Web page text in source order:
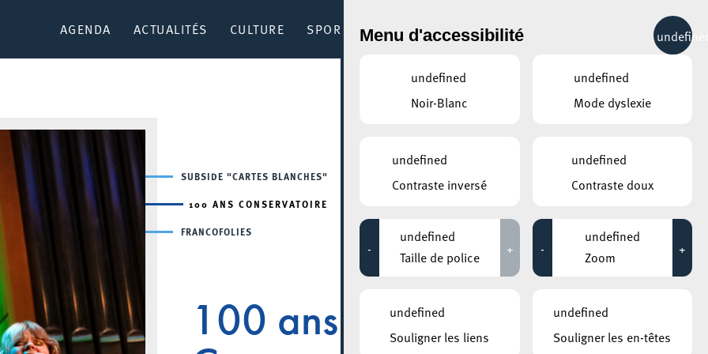
AGENDA ACTUALITÉS CULTURE SPORT & RÉCRÉATION MOBILITÉ
100 ans
SUBSIDE "CARTES BLANCHES"
100 ANS CONSERVATOIRE
FRANCOFOLIES
22°C
Menu d'accessibilité
undefined
Noir-Blanc
undefined
Mode dyslexie
undefined
Contraste inversé
undefined
Contraste doux
-
undefined
Taille de police
+ -
undefined
Zoom
+
undefined
Souligner les liens
undefined
Souligner les en-têtes